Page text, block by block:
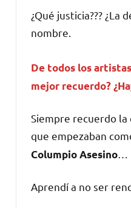
¿Qué justicia???
nombre.
De todos los
mejor recuerdo?
Siempre recuerdo la
que empezaban
Columpio Asesino
Aprendí a no ser